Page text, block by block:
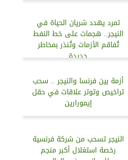
تمرد يهدد شريان الحياة في
النيجر.. هجمات على خط النفط
تُفاقم الأزمات وتُنذر بمخاطر
جديدة
أزمة بين فرنسا والنيجر .. سحب
تراخيص وتوتر علاقات في حقل
إيمورارين
النيجر تسحب من شركة فرنسية
رخصة استغلال أكبر منجم